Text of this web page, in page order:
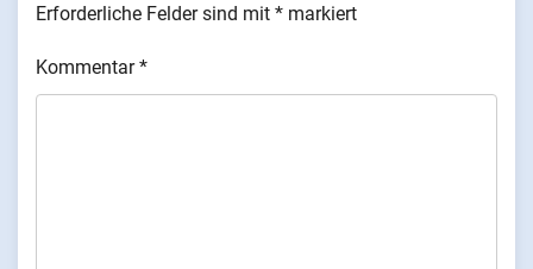
Erforderliche Felder sind mit * markiert
Kommentar*